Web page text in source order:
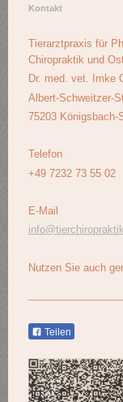
Kontakt
Tierarztpraxis für
Chiropraktik und
Dr. med. vet. Imke
Albert-Schweitzer-
75203 Königsbach-
Telefon
+49 7232 73 55 02
E-Mail
Nutzen Sie auch
Teilen